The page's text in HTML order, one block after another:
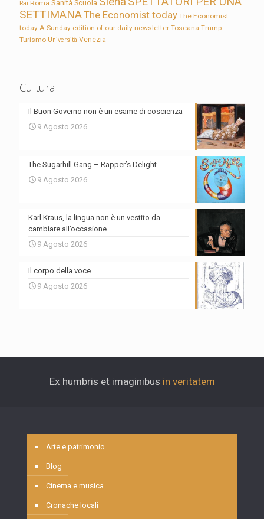
Rai Roma Sanità Scuola
SETTIMANAThe Economist today The Economist
today A Sunday edition of our daily newsletter Toscana Trump
Turismo Università Venezia
Cultura
Il Buon Governo non è un esame di coscienza
9 Agosto 2026
The Sugarhill Gang – Rapper’s Delight
9 Agosto 2026
Karl Kraus, la lingua non è un vestito da
cambiare all’occasione
9 Agosto 2026
Il corpo della voce
9 Agosto 2026
Ex humbris et imaginibus in veritatem
Arte e patrimonio
Blog
Cinema e musica
Cronache locali